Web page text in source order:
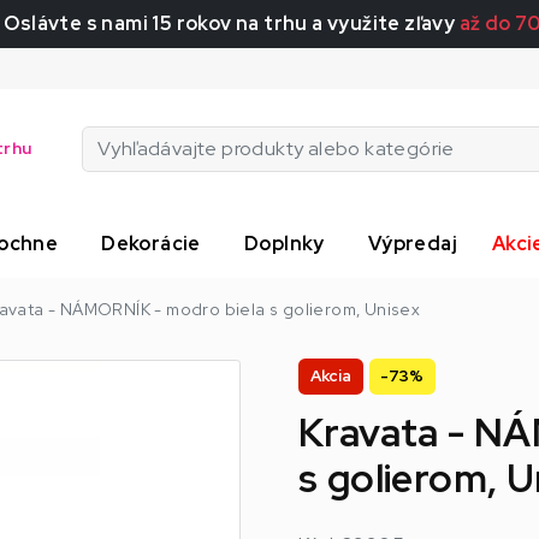
Oslávte s nami 15 rokov na trhu a využite zľavy až do
Dekorácie Doplnky Výpredaj
- NÁMORNÍK - modro biela s golierom, Unisex
Akcia -73%
Kravata -
s golierom,